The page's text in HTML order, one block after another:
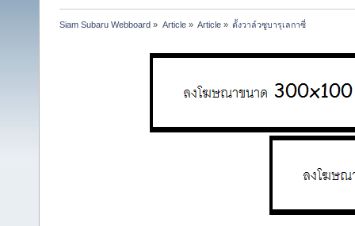
Siam Subaru Webboard » Article» Article» ตั้งวาล์วซูบารุเลกาซี่